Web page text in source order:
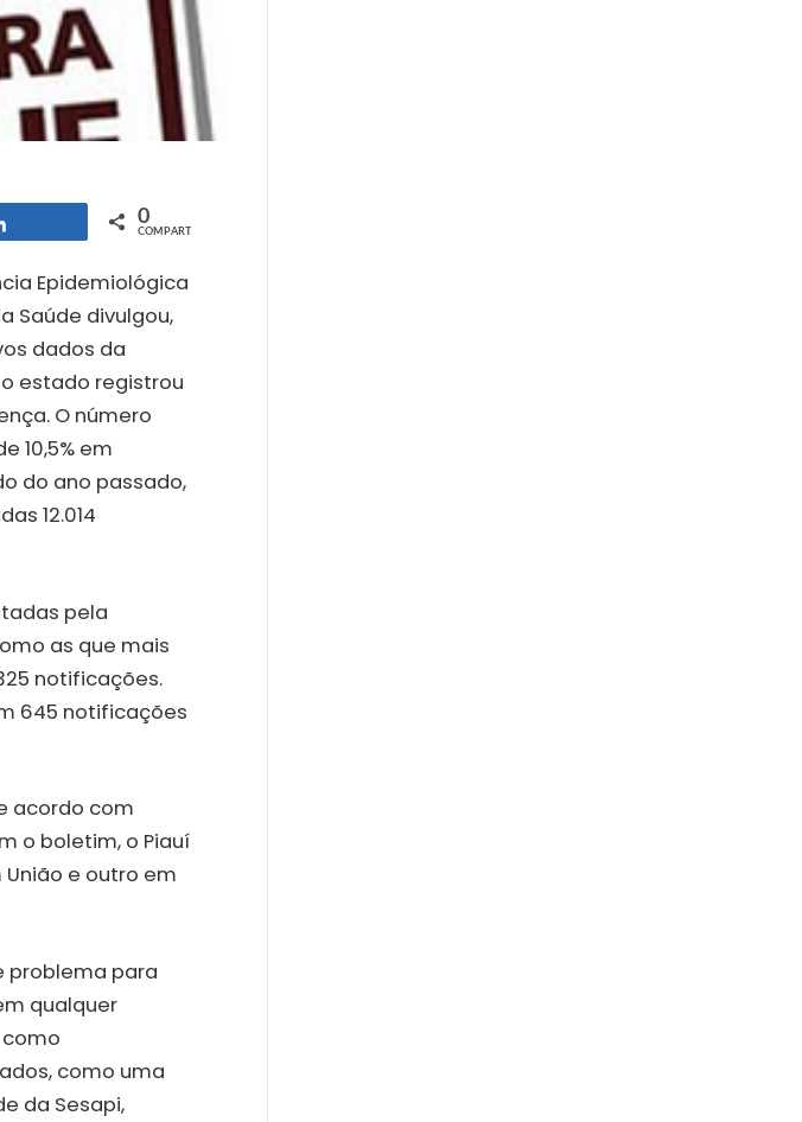
Compartilhar 0
COMPART.
Epidemiológica
Saúde divulgou,
dados da
o estado registrou
O número
10,5% em
do ano passado,
12.014
pela
as que mais
notificações.
645 notificações
acordo com
o boletim, o Piauí
e outro em
problema para
qualquer
como uma
da Sesapi,